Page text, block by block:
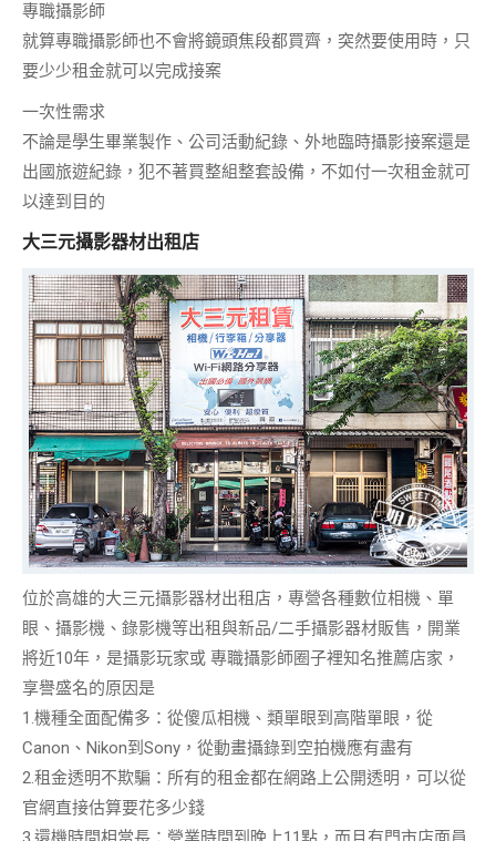
專職攝影師
就算專職攝影師也不會將鏡頭焦段都買齊，突然要使用時，只
要少少租金就可以完成接案
一次性需求
不論是學生畢業製作、公司活動紀錄、外地臨時攝影接案還是
出國旅遊紀錄，犯不著買整組整套設備，不如付一次租金就可
以達到目的
大三元攝影器材出租店
位於高雄的大三元攝影器材出租店，專營各種數位相機、單
眼、攝影機、錄影機等出租與新品/二手攝影器材販售，開業
將近10年，是攝影玩家或 專職攝影師圈子裡知名推薦店家 ，
享譽盛名的原因是
1.機種全面配備多 ：從傻瓜相機、類單眼到高階單眼，從
Canon、Nikon到Sony，從動畫攝錄到空拍機應有盡有
2.租金透明不欺騙 ：所有的租金都在網路上公開透明，可以從
官網直接估算要花多少錢